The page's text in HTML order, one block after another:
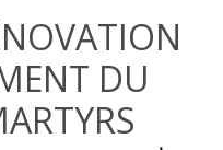
DU